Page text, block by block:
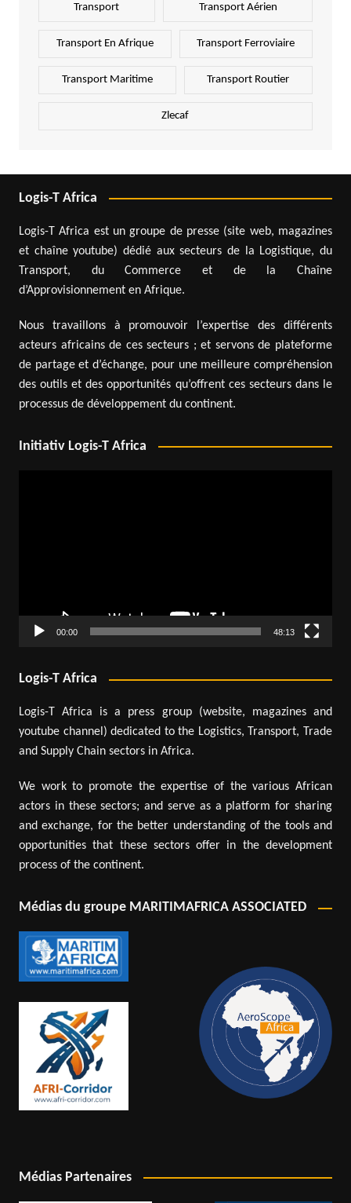
Transport Transport Aérien
Transport En Afrique Transport Ferroviaire
Transport Maritime Transport Routier
Zlecaf
Logis-T Africa
Logis-T Africa est un groupe de presse (site web, magazines
et chaîne youtube) dédié aux secteurs de la Logistique, du
Transport, du Commerce et de la Chaîne
d’Approvisionnement en Afrique.
Nous travaillons à promouvoir l’expertise des différents
acteurs africains de ces secteurs ; et servons de plateforme
de partage et d’échange, pour une meilleure compréhension
des outils et des opportunités qu’offrent ces secteurs dans le
processus de développement du continent.
Initiativ Logis-T Africa
00:00 48:13
Logis-T Africa
Logis-T Africa is a press group (website, magazines and
youtube channel) dedicated to the Logistics, Transport, Trade
and Supply Chain sectors in Africa.
We work to promote the expertise of the various African
actors in these sectors; and serve as a platform for sharing
and exchange, for the better understanding of the tools and
opportunities that these sectors offer in the development
process of the continent.
Médias du groupe MARITIMAFRICA ASSOCIATED
Médias Partenaires